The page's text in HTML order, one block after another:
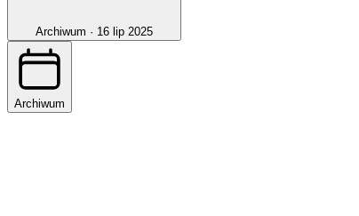
Archiwum · 16 lip 2025
Archiwum